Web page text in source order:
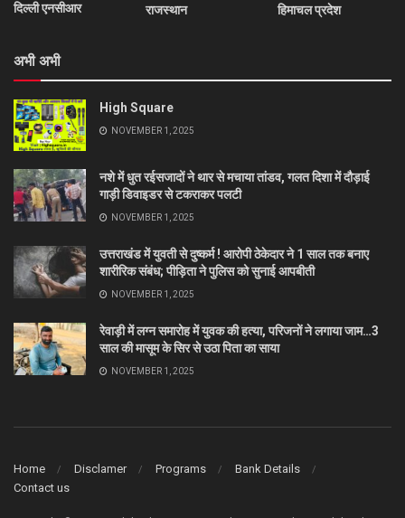
दिल्ली एनसीआर
राजस्थान
हिमाचल प्रदेश
अभी अभी
High Square
NOVEMBER 1, 2025
नशे में धुत रईसजादों ने थार से मचाया तांडव, गलत दिशा में दौड़ाई
गाड़ी डिवाइडर से टकराकर पलटी
NOVEMBER 1, 2025
उत्तराखंड में युवती से दुष्कर्म ! आरोपी ठेकेदार ने 1 साल तक बनाए
शारीरिक संबंध; पीड़िता ने पुलिस को सुनाई आपबीती
NOVEMBER 1, 2025
रेवाड़ी में लग्न समारोह में युवक की हत्या, परिजनों ने लगाया जाम…3
साल की मासूम के सिर से उठा पिता का साया
NOVEMBER 1, 2025
Home Disclamer Programs
Bank Details
Contact us